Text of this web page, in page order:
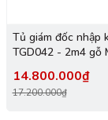
Tủ giám đốc nhập
TGD042 - 2m4 gỗ
14.800.000₫
17.200.000₫